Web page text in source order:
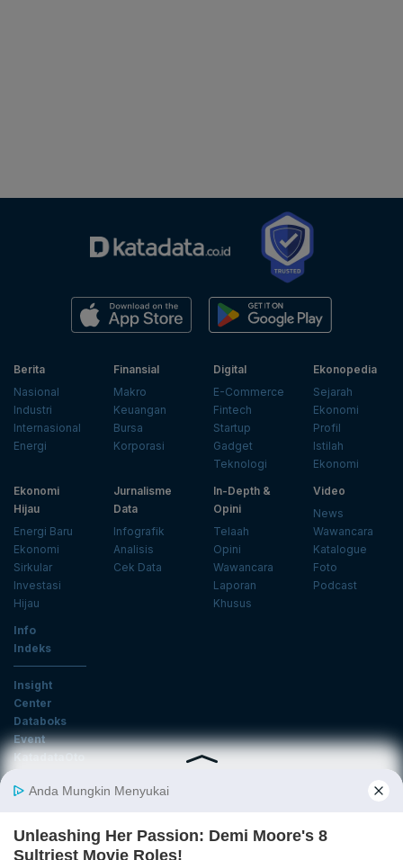
Berita
Nasional
Industri
Internasional
Energi
Finansial
Makro
Keuangan
Bursa
Korporasi
Digital
E-Commerce
Fintech
Startup
Gadget
Teknologi
Ekonopedia
Sejarah
Ekonomi
Profil
Istilah
Ekonomi
Ekonomi
Hijau
Energi Baru
Ekonomi
Sirkular
Investasi
Hijau
Jurnalisme
Data
Infografik
Analisis
Cek Data
In-Depth &
Opini
Telaah
Opini
Wawancara
Laporan
Khusus
Video
News
Wawancara
Katalogue
Foto
Podcast
Info
Indeks
Insight
Center
Databoks
Event
KatadataOto
Email